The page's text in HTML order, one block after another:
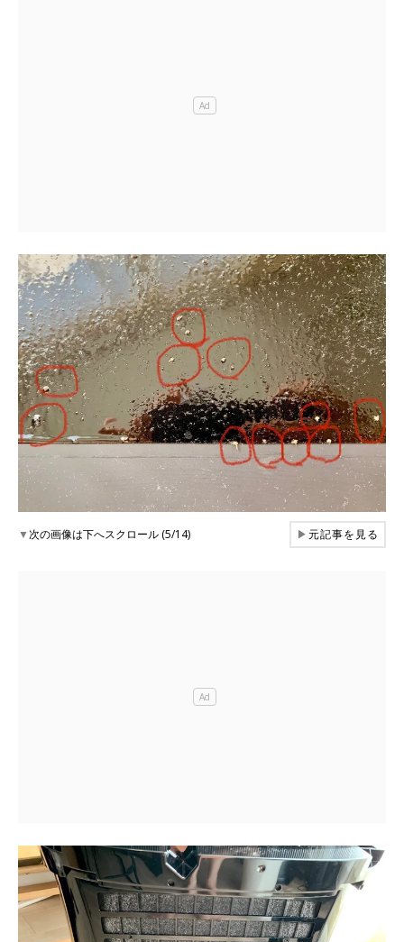
▼次の画像は下へスクロール (5/14) ▶元記事を見る